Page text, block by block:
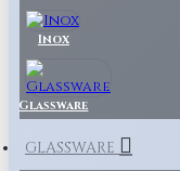
Inox
Glassware
GLASSWARE